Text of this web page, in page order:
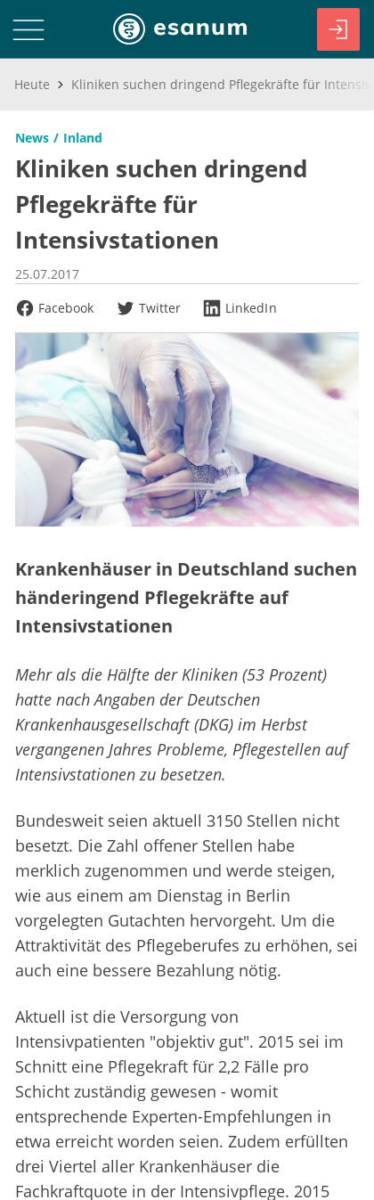
Heute
News Inland
Kliniken suchen dringend
Pflegekräfte für
Intensivstationen
25.07.2017
Facebook
Twitter LinkedIn
Krankenhäuser in Deutschland suchen
händeringend Pflegekräfte auf
Intensivstationen
Mehr als die Hälfte der Kliniken (53 Prozent)
hatte nach Angaben der Deutschen
Krankenhausgesellschaft (DKG) im Herbst
vergangenen Jahres Probleme, Pflegestellen auf
Intensivstationen zu besetzen.
Bundesweit seien aktuell 3150 Stellen nicht
besetzt. Die Zahl offener Stellen habe
merklich zugenommen und werde steigen,
wie aus einem am Dienstag in Berlin
vorgelegten Gutachten hervorgeht. Um die
Attraktivität des Pflegeberufes zu erhöhen, sei
auch eine bessere Bezahlung nötig.
Aktuell ist die Versorgung von
Intensivpatienten "objektiv gut". 2015 sei im
Schnitt eine Pflegekraft für 2,2 Fälle pro
Schicht zuständig gewesen - womit
entsprechende Experten-Empfehlungen in
etwa erreicht worden seien. Zudem erfüllten
drei Viertel aller Krankenhäuser die
Fachkraftquote in der Intensivpflege. 2015